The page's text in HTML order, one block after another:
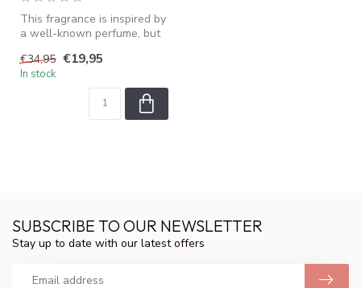
This fragrance is inspired by
a well-known perfume, but
€34,95 €19,95
In stock
SUBSCRIBE TO OUR NEWSLETTER
Stay up to date with our latest offers